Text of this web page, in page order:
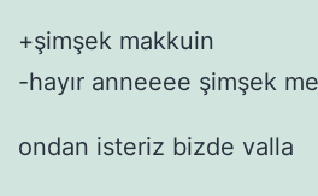
+şimşek makkuin
-hayır anneeee şimşek
ondan isteriz bizde valla